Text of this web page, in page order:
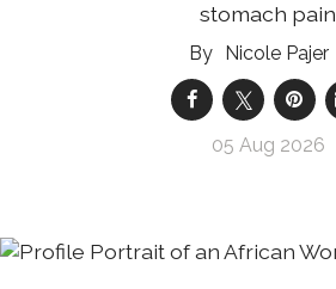
stomach pain
Nicole Pajer
05 Aug 2026